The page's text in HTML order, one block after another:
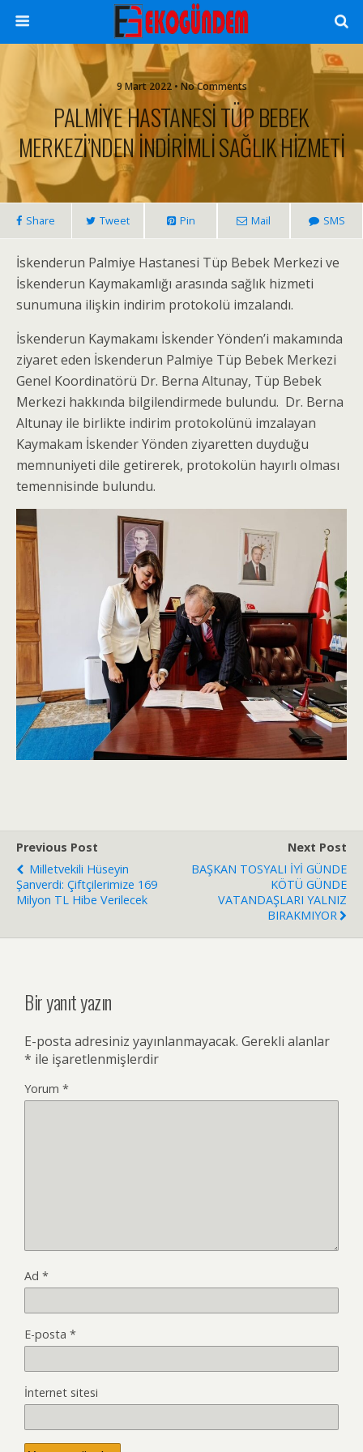
9 Mart 2022 • No Comments
PALMİYE HASTANESİ TÜP BEBEK
MERKEZİ’NDEN İNDİRİMLİ SAĞLIK HİZMETİ
Share Tweet Pin Mail SMS
İskenderun Palmiye Hastanesi Tüp Bebek Merkezi ve
İskenderun Kaymakamlığı arasında sağlık hizmeti
sunumuna ilişkin indirim protokolü imzalandı.
İskenderun Kaymakamı İskender Yönden’i makamında
ziyaret eden İskenderun Palmiye Tüp Bebek Merkezi
Genel Koordinatörü Dr. Berna Altunay, Tüp Bebek
Merkezi hakkında bilgilendirmede bulundu. Dr. Berna
Altunay ile birlikte indirim protokolünü imzalayan
Kaymakam İskender Yönden ziyaretten duyduğu
memnuniyeti dile getirerek, protokolün hayırlı olması
temennisinde bulundu.
Previous Post
Milletvekili Hüseyin
Şanverdi: Çiftçilerimize 169
Milyon TL Hibe Verilecek
Next Post
BAŞKAN TOSYALI İYİ GÜNDE
KÖTÜ GÜNDE
VATANDAŞLARI YALNIZ
BIRAKMIYOR
Bir yanıt yazın
E-posta adresiniz yayınlanmayacak. Gerekli alanlar
* ile işaretlenmişlerdir
Yorum *
Ad *
E-posta *
İnternet sitesi